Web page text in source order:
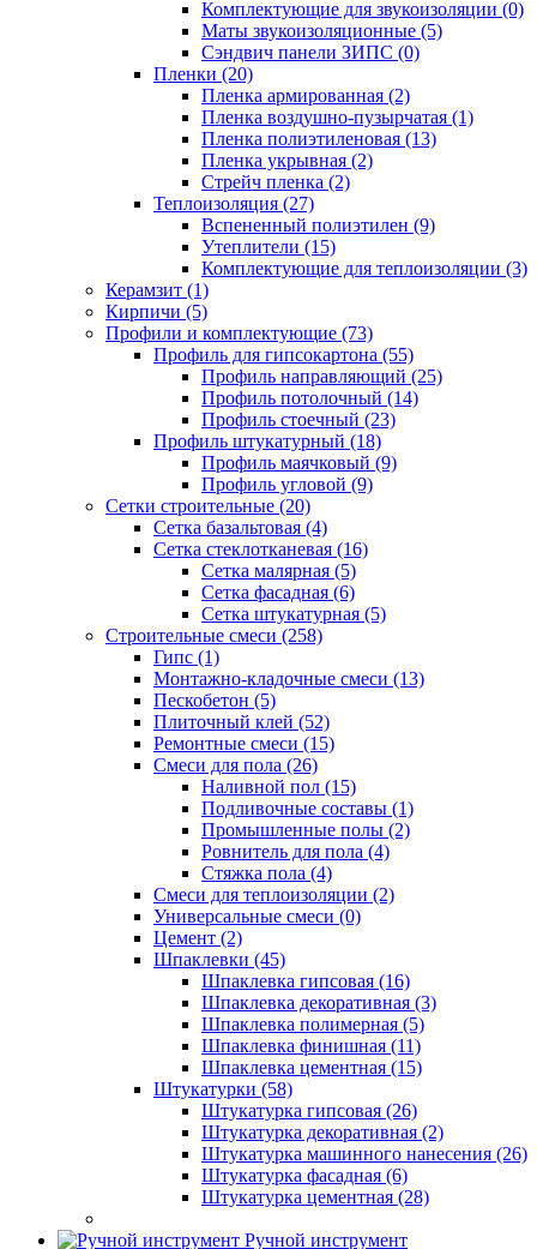
Комплектующие для звукоизоляции (0)
Маты звукоизоляционные (5)
Сэндвич панели ЗИПС (0)
Пленки (20)
Пленка армированная (2)
Пленка воздушно-пузырчатая (1)
Пленка полиэтиленовая (13)
Пленка укрывная (2)
Стрейч пленка (2)
Теплоизоляция (27)
Вспененный полиэтилен (9)
Утеплители (15)
Комплектующие для теплоизоляции (3)
Керамзит (1)
Кирпичи (5)
Профили и комплектующие (73)
Профиль для гипсокартона (55)
Профиль направляющий (25)
Профиль потолочный (14)
Профиль стоечный (23)
Профиль штукатурный (18)
Профиль маячковый (9)
Профиль угловой (9)
Сетки строительные (20)
Сетка базальтовая (4)
Сетка стеклотканевая (16)
Сетка малярная (5)
Сетка фасадная (6)
Сетка штукатурная (5)
Строительные смеси (258)
Гипс (1)
Монтажно-кладочные смеси (13)
Пескобетон (5)
Плиточный клей (52)
Ремонтные смеси (15)
Смеси для пола (26)
Наливной пол (15)
Подливочные составы (1)
Промышленные полы (2)
Ровнитель для пола (4)
Стяжка пола (4)
Смеси для теплоизоляции (2)
Универсальные смеси (0)
Цемент (2)
Шпаклевки (45)
Шпаклевка гипсовая (16)
Шпаклевка декоративная (3)
Шпаклевка полимерная (5)
Шпаклевка финишная (11)
Шпаклевка цементная (15)
Штукатурки (58)
Штукатурка гипсовая (26)
Штукатурка декоративная (2)
Штукатурка машинного нанесения (26)
Штукатурка фасадная (6)
Штукатурка цементная (28)
Ручной инструмент